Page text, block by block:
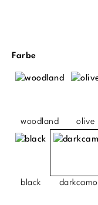
Farbeauswählen
woodland olive
black darkcamo